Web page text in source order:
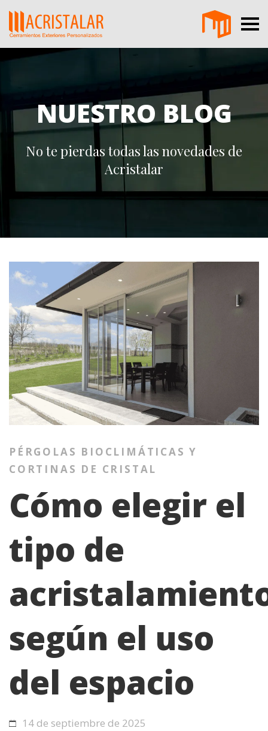
NUESTRO BLOG
No te pierdas todas las novedades de
Acristalar
PÉRGOLAS BIOCLIMÁTICAS Y
CORTINAS DE CRISTAL
Cómo elegir el
tipo de
según el uso
del espacio
14 de septiembre de 2025